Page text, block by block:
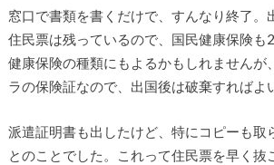
窓口で書類を書くだけで、すんなり終了。
住民票は残っているので、国民健康保険も
健康保険の種類にもよるかもしれませんが
ラの保険証なので、出国後は破棄すればよ
派遣証明書も出したけど、特にコピーも取
とのことでした。これって住民票を早く抜